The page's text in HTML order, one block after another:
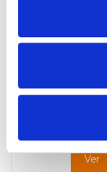
3x2P+TT lateral
Ver